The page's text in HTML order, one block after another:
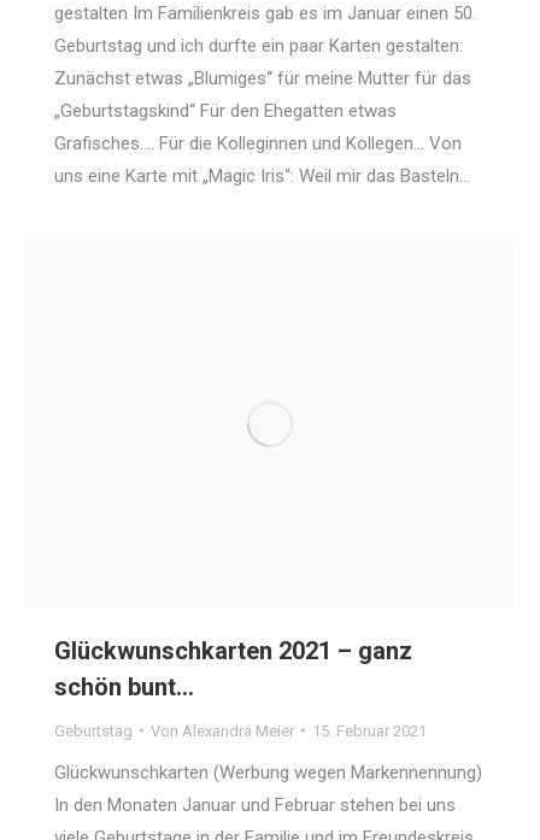
gestalten Im Familienkreis gab es im Januar einen 50.
Geburtstag und ich durfte ein paar Karten gestalten:
Zunächst etwas „Blumiges“ für meine Mutter für das
„Geburtstagskind“ Für den Ehegatten etwas
Grafisches…. Für die Kolleginnen und Kollegen… Von
uns eine Karte mit „Magic Iris“: Weil mir das Basteln…
Glückwunschkarten 2021 – ganz
schön bunt…
Geburtstag Von Alexandra Meier 15. Februar 2021
Glückwunschkarten (Werbung wegen Markennennung)
In den Monaten Januar und Februar stehen bei uns